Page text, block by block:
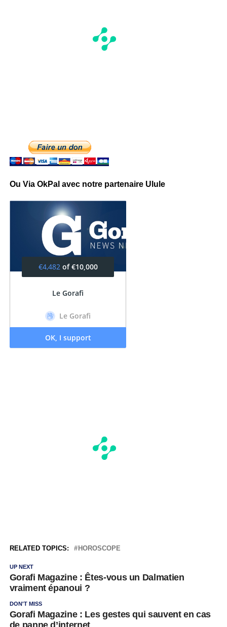
Ou Via OkPal avec notre partenaire Ulule
RELATED TOPICS: HOROSCOPE
UP NEXT
Gorafi Magazine : Êtes-vous un Dalmatien
vraiment épanoui ?
DON'T MISS
Gorafi Magazine : Les gestes qui sauvent en cas
de panne d’internet